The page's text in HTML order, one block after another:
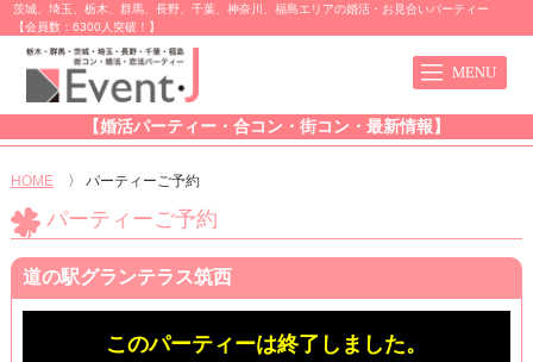
茨城、埼玉、栃木、群馬、長野、千葉、神奈川、福島エリアの婚活・お見合いパーティー
【会員数：6300人突破！】
【婚活パーティー・合コン・街コン・最新情報】
HOME 〉 パーティーご予約
パーティーご予約
道の駅グランテラス筑西
このパーティーは終了しました。